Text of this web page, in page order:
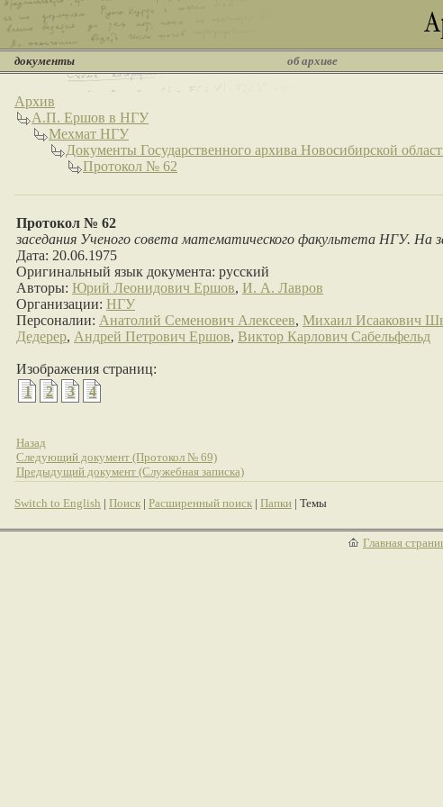
документы об архиве
Архив
А.П. Ершов в НГУ
Мехмат НГУ
Документы Государственного архива Новосибирской
Протокол № 62
Протокол № 62
заседания Ученого совета математического факультета НГУ. На
Дата: 20.06.1975
Оригинальный язык документа: русский
Авторы: Юрий Леонидович Ершов, И. А. Лавров
Организации: НГУ
Персоналии: Анатолий Семенович Алексеев, Михаил Исаакович
Дедерер, Андрей Петрович Ершов, Виктор Карлович Сабельфельд
Изображения страниц:
1
2 3 4
Назад
Следующий документ (Протокол № 69)
Предыдущий документ (Служебная записка)
Switch to English | Поиск | Расширенный поиск | Папки | Темы
Главная